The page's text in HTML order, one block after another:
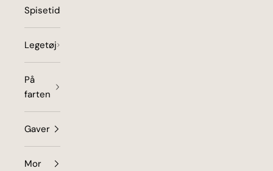
Spisetid
Legetøj
På
farten
Gaver
Mor